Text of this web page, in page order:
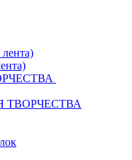
ТВОРЧЕСТВА